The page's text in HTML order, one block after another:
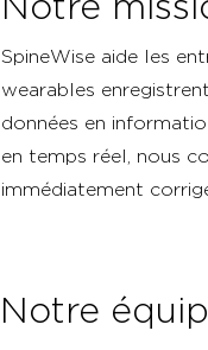
SpineWise aide les
wearables
données en
en temps réel, nous
immédiatement
Notre